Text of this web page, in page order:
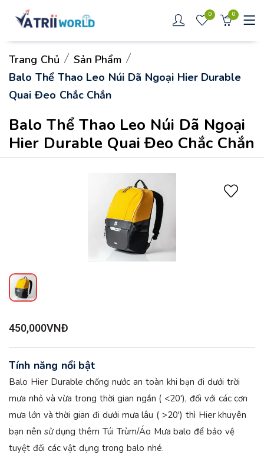
0 0
Trang Chủ
Sản Phẩm
Balo Thể Thao Leo Núi Dã Ngoại Hier Durable
Quai Đeo Chắc Chắn
Balo Thể Thao Leo Núi Dã Ngoại
Hier Durable Quai Đeo Chắc Chắn
450,000VNĐ
Tính năng nổi bật
Balo Hier Durable chống nước an toàn khi bạn đi dưới trời
mưa nhỏ và vừa trong thời gian ngắn ( <20'), đối với các cơn
mưa lớn và thời gian đi dưới mưa lâu ( >20') thì Hier khuyên
bạn nên sử dụng thêm Túi Trùm/Áo Mưa balo để bảo vệ
tuyệt đối các vật dụng trong balo nhé.